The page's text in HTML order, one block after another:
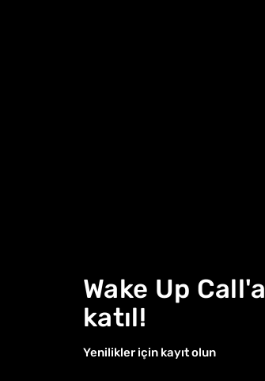
Wake Up Call'a
katıl!
Yenilikler için kayıt olun